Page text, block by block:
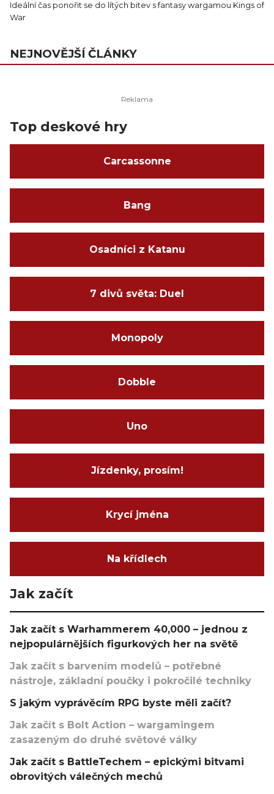
Ideální čas ponořit se do lítých bitev s fantasy wargamou Kings of
War
NEJNOVĚJŠÍ ČLÁNKY
Top deskové hry
Carcassonne
Bang
Osadníci z Katanu
7 divů světa: Duel
Monopoly
Dobble
Uno
Jízdenky, prosím!
Krycí jména
Na křídlech
Jak začít
Jak začít s Warhammerem 40,000 – jednou z
nejpopulárnějších figurkových her na světě
Jak začít s barvením modelů – potřebné
nástroje, základní poučky i pokročilé techniky
S jakým vyprávěcím RPG byste měli začít?
Jak začít s Bolt Action – wargamingem
zasazeným do druhé světové války
Jak začít s BattleTechem – epickými bitvami
obrovitých válečných mechů